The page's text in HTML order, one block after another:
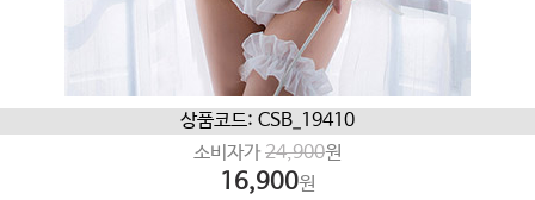
상품코드: CSB_19410
소비자가 24,900원
16,900원